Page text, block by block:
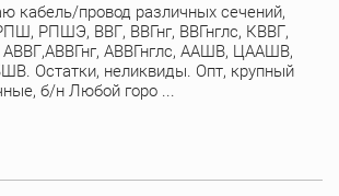
кабель/провод различных сечений,
РПШЭ, ВВГ, ВВГнг, ВВГнглс, КВВГ,
АВВГ,АВВГнг, АВВГнглс, ААШВ, ЦААШВ,
Остатки, неликвиды. Опт, крупный
б/н Любой горо ...